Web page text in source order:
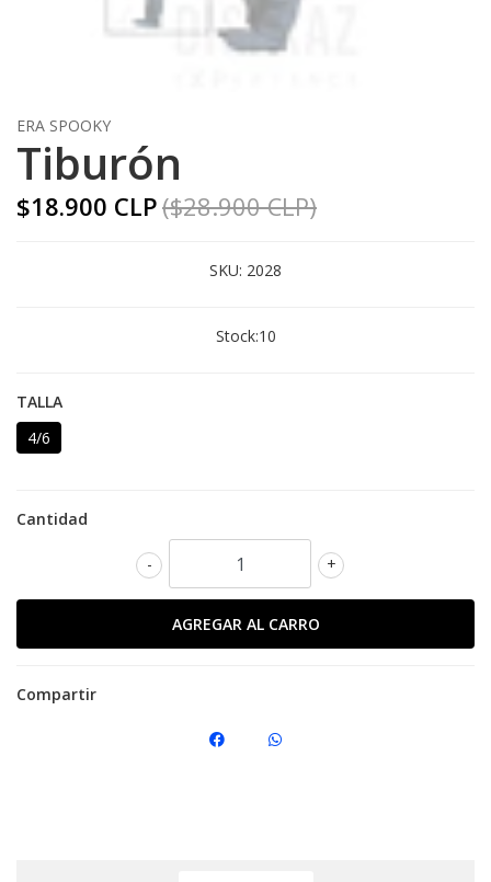
ERA SPOOKY
Tiburón
$18.900 CLP($28.900 CLP)
SKU: 2028
Stock:10
TALLA
4/6
Cantidad
+
-
Compartir